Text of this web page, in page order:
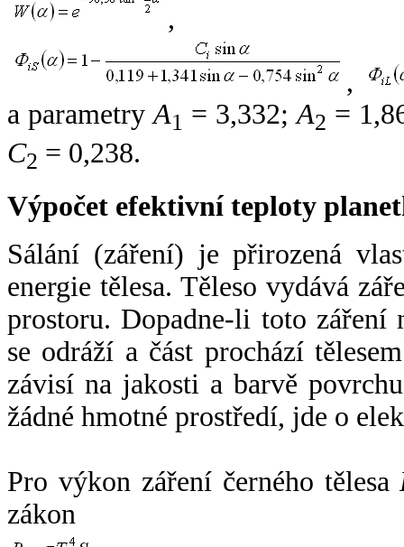
,
,
a parametryA1 = 3,332;A2 =
C2 = 0,238.
Výpočet efektivní teploty
Sálání (záření) je přirozená
energie tělesa. Těleso vydává
prostoru. Dopadne-li toto záření
se odráží a část prochází
závisí na jakosti a barvě
žádné hmotné prostředí, jde o
Pro výkon záření černého tělesa
zákon